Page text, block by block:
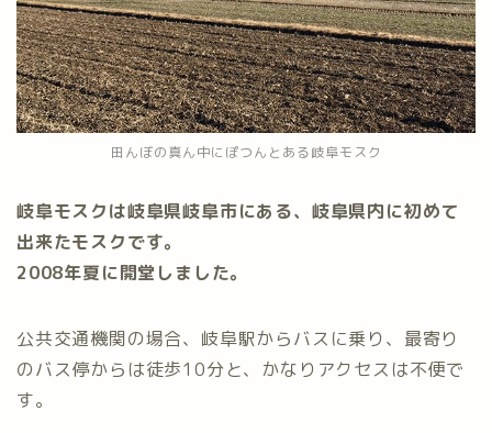
田んぼの真ん中にぽつんとある岐阜モスク
岐阜モスクは岐阜県岐阜市にある、岐阜県内に初めて
出来たモスクです。
2008年夏に開堂しました。
公共交通機関の場合、岐阜駅からバスに乗り、最寄り
のバス停からは徒歩10分と、かなりアクセスは不便で
す。